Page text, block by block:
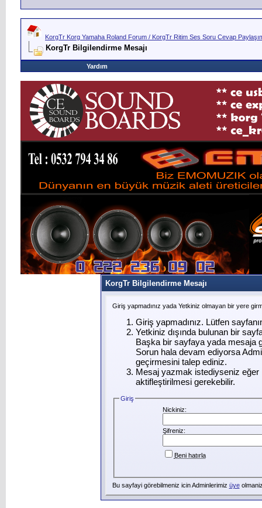
KorgTr Korg Yamaha Roland Forum / KorgTr Ritim Ses Soru Cevap
KorgTr Bilgilendirme Mesajı
Yardım
KorgTr Bilgilendirme Mesajı
Giriş yapmadınız yada Yetkiniz olmayan bir yere
Giriş yapmadınız. Lütfen
Yetkiniz dışında bulunan bir
Başka bir sayfaya yada mesaja
Sorun hala devam ediyorsa
geçirmesini talep ediniz.
Mesaj yazmak istediyseniz eğer
aktifleştirilmesi gerekebilir.
Giriş
Nickiniz:
Şifreniz:
Beni hatırla
Bu sayfayi görebilmeniz icin Adminlerimiz üye